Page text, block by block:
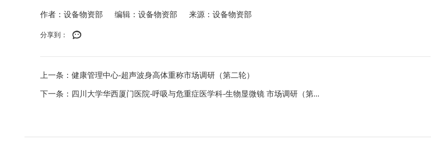
作者：设备物资部 编辑：设备物资部 来源：设备物资部
分享到：
上一条：健康管理中心-超声波身高体重称市场调研（第二轮）
下一条：四川大学华西厦门医院-呼吸与危重症医学科-生物显微镜 市场调研（第...